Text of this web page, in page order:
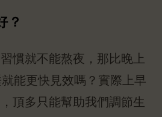
？
慣就不能熬夜，那比晚上
能更快見效嗎？實際上早
頂多只能幫助我們調節生